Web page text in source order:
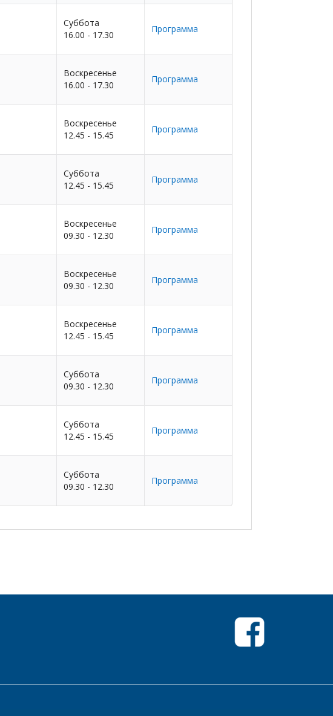
Суббота
16.00 - 17.30
Программа
Воскресенье
16.00 - 17.30
Программа
Воскресенье
12.45 - 15.45
Программа
Суббота
12.45 - 15.45
Программа
Воскресенье
09.30 - 12.30
Программа
Воскресенье
09.30 - 12.30
Программа
Воскресенье
12.45 - 15.45
Программа
Суббота
09.30 - 12.30
Программа
Суббота
12.45 - 15.45
Программа
Суббота
09.30 - 12.30
Программа